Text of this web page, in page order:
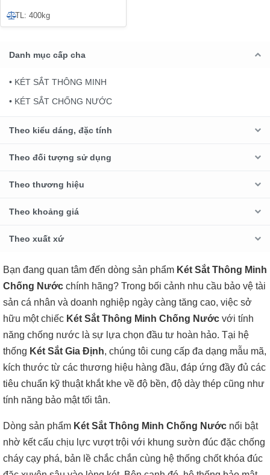
TL: 400kg
Danh mục cấp cha
• KÉT SẮT THÔNG MINH
• KÉT SẮT CHỐNG NƯỚC
Theo kiểu dáng, đặc tính
Theo đối tượng sử dụng
Theo thương hiệu
Theo khoảng giá
Theo xuất xứ
Bạn đang quan tâm đến dòng sản phẩm Két Sắt Thông Minh
Chống Nước chính hãng? Trong bối cảnh nhu cầu bảo vệ tài
sản cá nhân và doanh nghiệp ngày càng tăng cao, việc sở
hữu một chiếc Két Sắt Thông Minh Chống Nước với tính
năng chống nước là sự lựa chọn đầu tư hoàn hảo. Tại hệ
thống Két Sắt Gia Định, chúng tôi cung cấp đa dạng mẫu mã,
kích thước từ các thương hiệu hàng đầu, đáp ứng đầy đủ các
tiêu chuẩn kỹ thuật khắt khe về độ bền, độ dày thép cũng như
tính năng bảo mật tối tân.
Dòng sản phẩm Két Sắt Thông Minh Chống Nước nổi bật
nhờ kết cấu chịu lực vượt trội với khung sườn đúc đặc chống
cháy cạy phá, bản lề chắc chắn cùng hệ thống chốt khóa đúc